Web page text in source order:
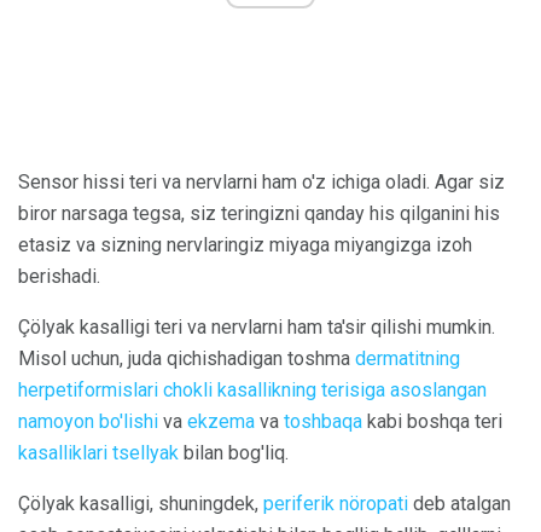
Sensor hissi teri va nervlarni ham o'z ichiga oladi. Agar siz
biror narsaga tegsa, siz teringizni qanday his qilganini his
etasiz va sizning nervlaringiz miyaga miyangizga izoh
berishadi.
Çölyak kasalligi teri va nervlarni ham ta'sir qilishi mumkin.
Misol uchun, juda qichishadigan toshma dermatitning
herpetiformislari chokli kasallikning terisiga asoslangan
namoyon bo'lishi va ekzema va toshbaqa kabi boshqa teri
kasalliklari tsellyak bilan bog'liq.
Çölyak kasalligi, shuningdek, periferik nöropati deb atalgan